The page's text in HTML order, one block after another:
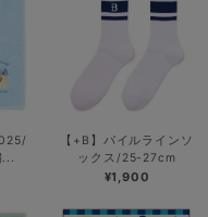
...
【+B】パイルラインソ
ックス/25-27cm
¥1,900